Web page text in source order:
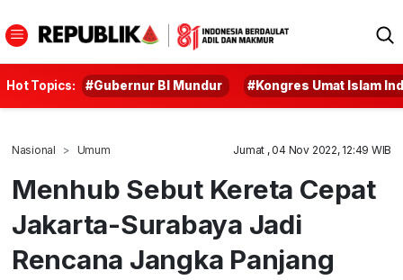
Hot Topics: #Gubernur BI Mundur #Kongres Umat Islam
Nasional Umum Jumat , 04 Nov 2022, 12:49 WIB
Menhub Sebut Kereta Cepat
Jakarta-Surabaya Jadi
Rencana Jangka Panjang